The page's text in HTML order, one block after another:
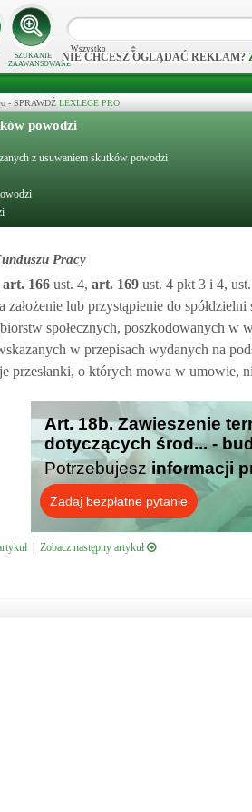
SZUKANIE
ZAAWANSOWANE
Wszystko
NIE CHCESZ OGLĄDAĆ REKLAM?
- SPRAWDŹ LEXLEGE PRO
powodzi
z usuwaniem skutków powodzi
Pracy
art. 166 ust. 4, art. 169 ust. 4 pkt 3 i 4,
lub przystąpienie do
społecznych, poszkodowanych w
w przepisach wydanych na
przesłanki, o których mowa w umowie,
Art. 18b. Zawieszenie
dotyczących środ... -
Potrzebujesz informacji
Zadaj bezpłatne pytanie
| Zobacz następny artykuł